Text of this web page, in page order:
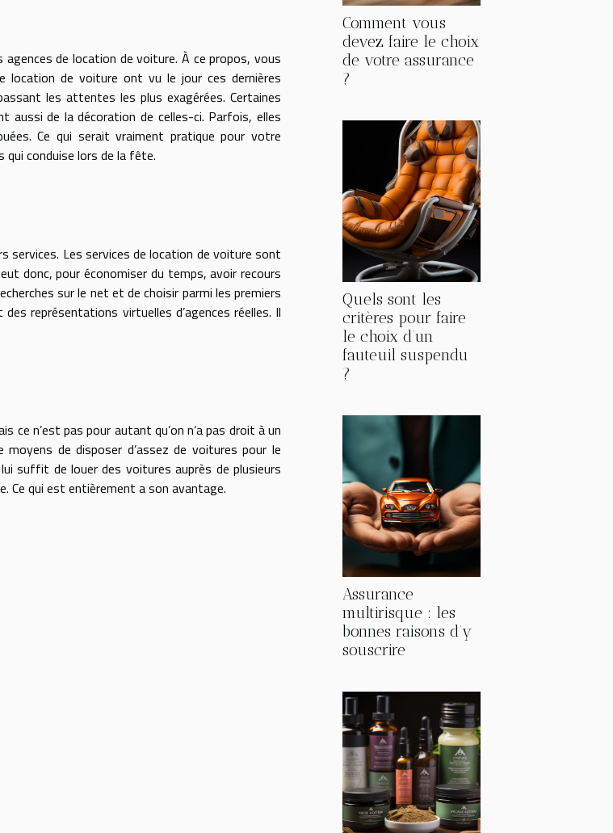
agences de location de voiture. À ce propos, vous
location de voiture ont vu le jour ces dernières
les attentes les plus exagérées. Certaines
aussi de la décoration de celles-ci. Parfois, elles
Ce qui serait vraiment pratique pour votre
conduise lors de la fête.
services. Les services de location de voiture sont
donc, pour économiser du temps, avoir recours
sur le net et de choisir parmi les premiers
représentations virtuelles d’agences réelles. Il
ce n’est pas pour autant qu’on n’a pas droit à un
moyens de disposer d’assez de voitures pour le
suffit de louer des voitures auprès de plusieurs
Ce qui est entièrement a son avantage.
Comment vous
devez faire le choix
de votre assurance
?
Quels sont les
critères pour faire
le choix d’un
fauteuil suspendu
?
Assurance
multirisque : les
bonnes raisons d’y
souscrire